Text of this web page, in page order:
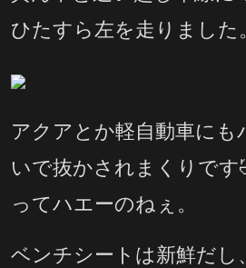
ひたすら左を走りました
アクアとか軽自動車にも
いで抜かされまくりで
ってハエーのねぇ。
ベンチシートは新鮮だし